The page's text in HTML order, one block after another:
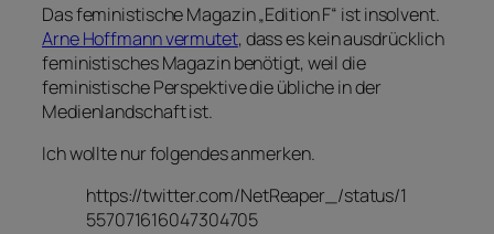
Das feministische Magazin „Edition F“ ist insolvent.
Arne Hoffmann vermutet, dass es kein ausdrücklich
feministisches Magazin benötigt, weil die
feministische Perspektive die übliche in der
Medienlandschaft ist.
Ich wollte nur folgendes anmerken.
https://twitter.com/NetReaper_/status/1
557071616047304705